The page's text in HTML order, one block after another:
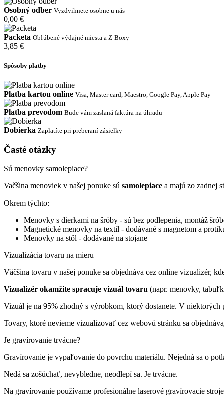
Osobný odber Vyzdvihnete osobne u nás
0,00 €
Packeta Obľúbené výdajné miesta a Z-Boxy
3,85 €
Spôsoby platby
Platba kartou online Visa, Master card, Maestro, Google Pay, Apple Pay
Platba prevodom Bude vám zaslaná faktúra na úhradu
Dobierka Zaplatíte pri preberaní zásielky
Časté otázky
Sú menovky samolepiace?
Vačšina menoviek v našej ponuke sú samolepiace a majú zo zadnej
Okrem týchto:
Menovky s dierkami na šróby - sú bez podlepenia, montáž
Magnetické menovky na textil - dodávané s magnetom a
Menovky na stôl - dodávané na stojane
Vizualizácia tovaru na mieru
Väčšina tovaru v našej ponuke sa objednáva cez online vizualizér,
Vizualizér okamžite spracuje vizuál tovaru (napr. menovky,
Vizuál je na 95% zhodný s výrobkom, ktorý dostanete. V
Tovary, ktoré nevieme vizualizovať cez webovú stránku sa
Je gravírovanie trvácne?
Gravírovanie je vypaľovanie do povrchu materiálu. Nejedná sa o
Nedá sa zošúchať, nevybledne, neodlepí sa. Je trvácne.
Na gravírovanie používame profesionálne laserové gravírovacie